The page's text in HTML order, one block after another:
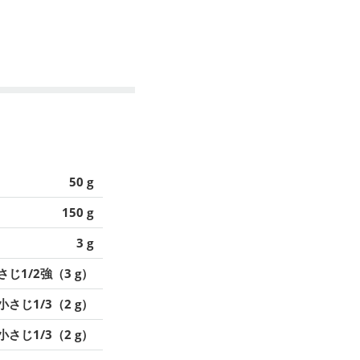
50 g
150 g
3 g
じ1/2強（3 g）
さじ1/3（2 g）
さじ1/3（2 g）